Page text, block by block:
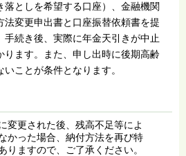
落としを希望する口座）、金融機関
法変更申出書と口座振替依頼書を提
手続き後、実際に年金天引きが中止
ります。また、申し出時に後期高齢
ことが条件となります。
変更された後、残高不足等によ
かった場合、納付方法を再び特
りますので、ご了承ください。